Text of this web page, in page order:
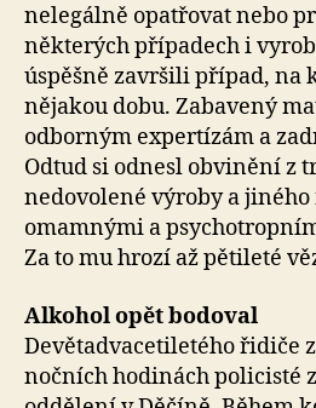
nelegálně opatřovat nebo
některých případech i
úspěšně završili případ, na
nějakou dobu. Zabavený
odborným expertízám a
Odtud si odnesl obvinění z
nedovolené výroby a
omamnými a
Za to mu hrozí až pětileté
Alkohol opět bodoval
Devětadvacetiletého řidiče
nočních hodinách policisté